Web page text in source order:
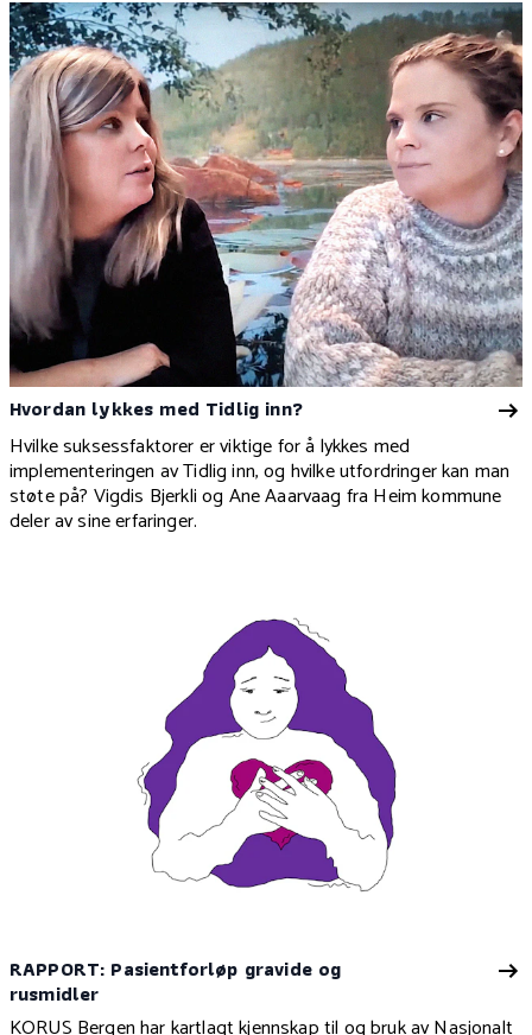
Hvordan lykkes med Tidlig inn?
Hvilke suksessfaktorer er viktige for å lykkes med
implementeringen av Tidlig inn, og hvilke utfordringer kan man
støte på? Vigdis Bjerkli og Ane Aaarvaag fra Heim kommune
deler av sine erfaringer.
RAPPORT: Pasientforløp gravide og
rusmidler